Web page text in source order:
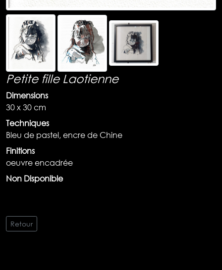
Petite fille Laotienne
Dimensions
30 x 30 cm
Techniques
Bleu de pastel, encre de Chine
Finitions
oeuvre encadrée
Non Disponible
Retour